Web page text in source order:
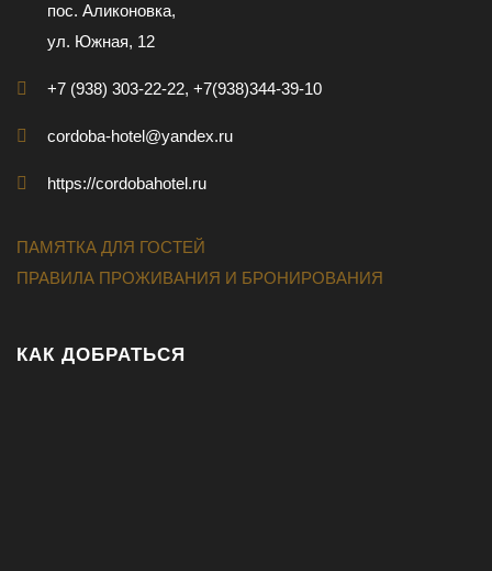
пос. Аликоновка,
ул. Южная, 12
+7 (938) 303-22-22, +7(938)344-39-10
cordoba-hotel@yandex.ru
https://cordobahotel.ru
ПАМЯТКА ДЛЯ ГОСТЕЙ
ПРАВИЛА ПРОЖИВАНИЯ И БРОНИРОВАНИЯ
КАК ДОБРАТЬСЯ